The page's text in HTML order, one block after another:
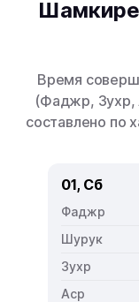
Шамкире
Время
(Фаджр, Зухр,
составлено по
01, Сб